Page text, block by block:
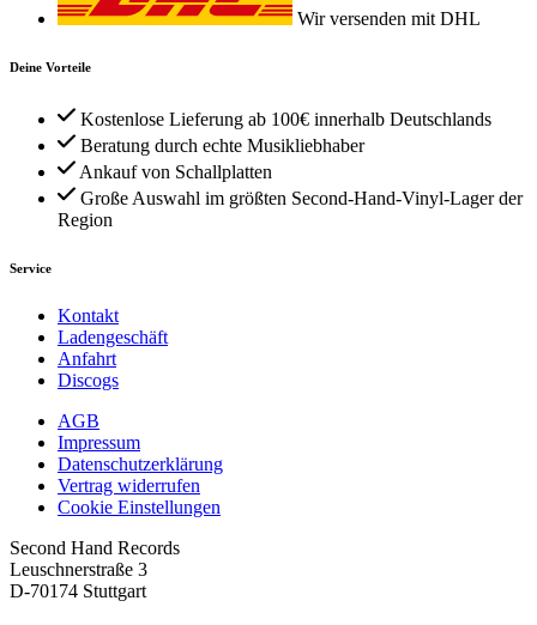
Wir versenden mit DHL
Deine Vorteile
Kostenlose Lieferung ab 100€ innerhalb Deutschlands
Beratung durch echte Musikliebhaber
Ankauf von Schallplatten
Große Auswahl im größten Second-Hand-Vinyl-Lager der
Region
Service
Kontakt
Ladengeschäft
Anfahrt
Discogs
AGB
Impressum
Datenschutzerklärung
Vertrag widerrufen
Cookie Einstellungen
Second Hand Records
Leuschnerstraße 3
D-70174 Stuttgart